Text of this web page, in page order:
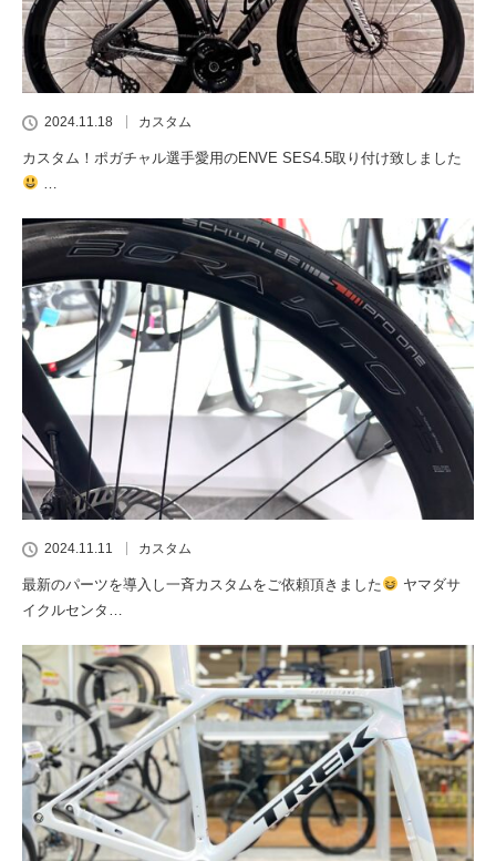
2024.11.18 カスタム
カスタム！ポガチャル選手愛用のENVE SES4.5取り付け致しました
…
2024.11.11 カスタム
最新のパーツを導入し一斉カスタムをご依頼頂きました
ヤマダサ
イクルセンタ…